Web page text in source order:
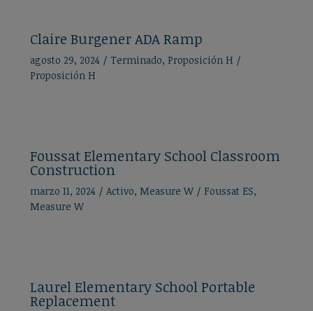
Claire Burgener ADA Ramp
agosto 29, 2024 / Terminado, Proposición H /
Proposición H
Foussat Elementary School Classroom
Construction
marzo 11, 2024 / Activo, Measure W/ Foussat ES,
Measure W
Laurel Elementary School Portable
Replacement